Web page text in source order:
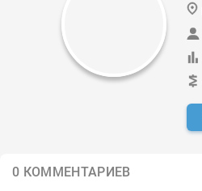
0 КОММЕНТАРИЕВ